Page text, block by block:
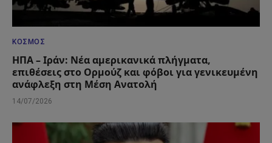
ΚΌΣΜΟΣ
ΗΠΑ – Ιράν: Νέα αμερικανικά πλήγματα,
επιθέσεις στο Ορμούζ και φόβοι για γενικευμένη
ανάφλεξη στη Μέση Ανατολή
14/07/2026